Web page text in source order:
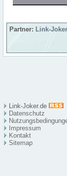
Partner: Link-Joker
Link-Joker.de
Datenschutz
Impressum
Kontakt
Sitemap